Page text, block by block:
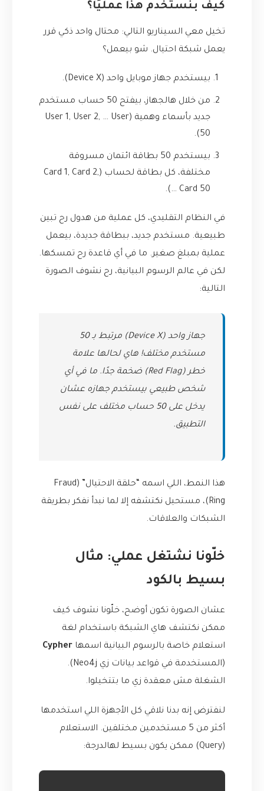
كيف بنستخدم هذا عمليًا؟
تخيل معي السيناريو التالي: محتال واحد ذكي قرر
يعمل شبكة احتيال. شو بيعمل؟
بيستخدم جهاز موبايل واحد (Device X).
من خلال هالجهاز، بيفتح 50 حساب مستخدم
جديد بأسماء وهمية (User 1, User 2, … User
50).
بيستخدم 50 بطاقة ائتمان مسروقة
مختلفة، كل بطاقة لحساب (Card 1, Card 2,
… Card 50).
في النظام التقليدي، كل عملية من هدول رح تبين
طبيعية. مستخدم جديد، ببطاقة جديدة، بيعمل
عملية بمبلغ صغير. ما في أي قاعدة رح تمسكها.
لكن في عالم الرسوم البيانية، رح نشوف الصورة
التالية:
جهاز واحد (Device X) مرتبط بـ 50
مستخدم مختلف! هاي لحالها علامة
خطر (Red Flag) ضخمة جدًا. ما في أي
شخص طبيعي بيستخدم جهازه عشان
يدخل على 50 حساب مختلف على نفس
التطبيق.
هذا النمط، اللي اسمه “حلقة الاحتيال” (Fraud
Ring)، مستحيل نكتشفه إلا لما نبدأ نفكر بطريقة
الشبكات والعلاقات.
خلّونا نشتغل عملي: مثال
بسيط بالكود
عشان الصورة تكون أوضح، خلّونا نشوف كيف
ممكن نكتشف هاي الشبكة باستخدام لغة
استعلام خاصة بالرسوم البيانية اسمها Cypher
(المستخدمة في قواعد بيانات زي Neo4j).
الشغلة مش معقدة زي ما بتتخيلوا.
لنفترض إنه بدنا نلاقي كل الأجهزة اللي استخدمها
أكثر من 5 مستخدمين مختلفين. الاستعلام
(Query) ممكن يكون بسيط لهالدرجة: